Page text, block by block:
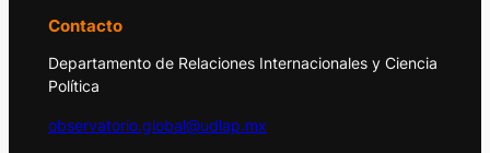
Contacto
Departamento de Relaciones Internacionales y Ciencia
Política
observatorio.global@udlap.mx